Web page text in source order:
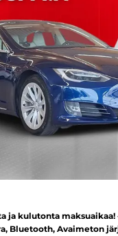
ja kulutonta maksuaikaa!
Bluetooth, Avaimeton